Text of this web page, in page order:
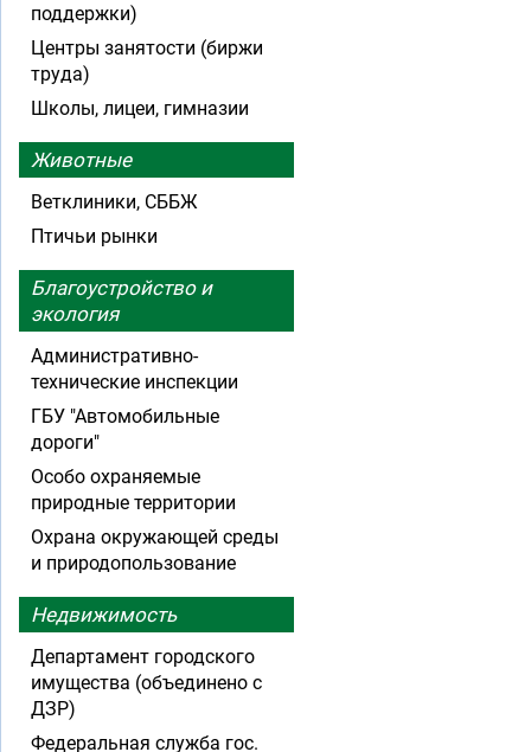
поддержки)
Центры занятости (биржи
труда)
Школы, лицеи, гимназии
Животные
Ветклиники, СББЖ
Птичьи рынки
Благоустройство и
экология
Административно-
технические инспекции
ГБУ "Автомобильные
дороги"
Особо охраняемые
природные территории
Охрана окружающей среды
и природопользование
Недвижимость
Департамент городского
имущества (объединено с
ДЗР)
Федеральная служба гос.